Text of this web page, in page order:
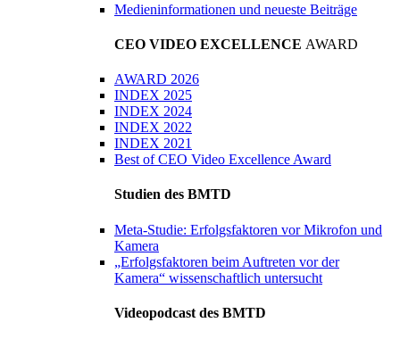
Medieninformationen und neueste Beiträge
CEO VIDEO EXCELLENCE AWARD
AWARD 2026
INDEX 2025
INDEX 2024
INDEX 2022
INDEX 2021
Best of CEO Video Excellence Award
Studien des BMTD
Meta-Studie: Erfolgsfaktoren vor Mikrofon und
Kamera
„Erfolgsfaktoren beim Auftreten vor der
Kamera“ wissenschaftlich untersucht
Videopodcast des BMTD